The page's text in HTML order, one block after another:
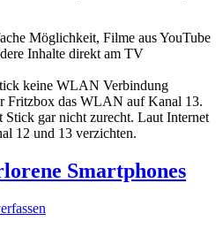
Möglichkeit, Filme aus YouTube
Inhalte direkt am TV
keine WLAN Verbindung
Fritzbox das WLAN auf Kanal 13.
Stick gar nicht zurecht. Laut Internet
12 und 13 verzichten.
Smartphones